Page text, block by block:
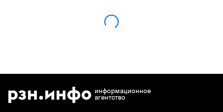
информационное
агентство